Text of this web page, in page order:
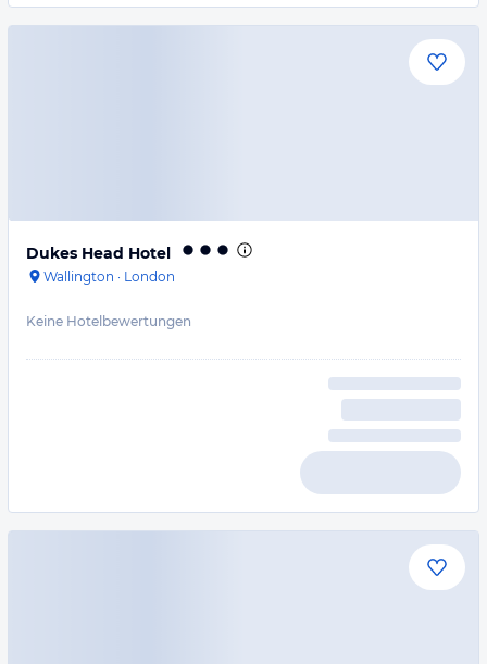
Dukes Head Hotel
Wallington · London
Keine Hotelbewertungen